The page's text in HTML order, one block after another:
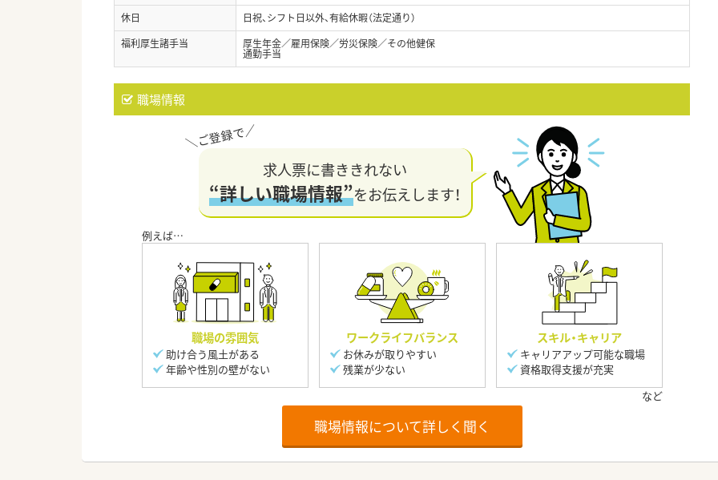
休日
日祝、シフト日以外、有給休暇（法定通り）
福利厚生諸手当
厚生年金／雇用保険／労災保険／その他健保
通勤手当
職場情報
求人票に書ききれない
“詳しい職場情報”をお伝えします！
職場の雰囲気
助け合う風土がある
年齢や性別の壁がない
ワークライフバランス
お休みが取りやすい
残業が少ない
スキル・キャリア
キャリアアップ可能な職場
資格取得支援が充実
職場情報について詳しく聞く